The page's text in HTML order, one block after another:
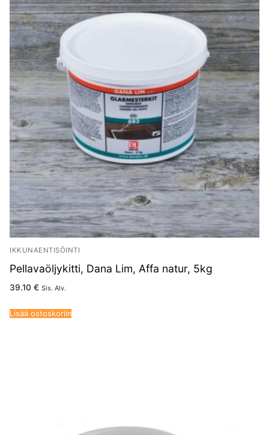
IKKUNAENTISÖINTI
Pellavaöljykitti, Dana Lim, Affa natur, 5kg
39.10 € Sis. Alv.
Lisää ostoskoriin